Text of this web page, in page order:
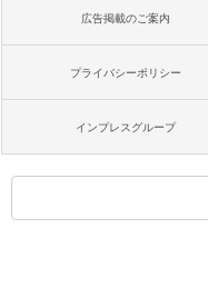
広告掲載のご案内
プライバシーポリシー
インプレスグループ